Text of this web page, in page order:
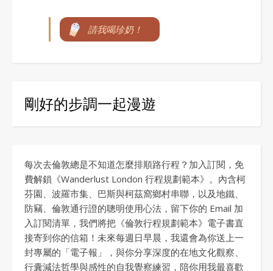
請我喝珍奶！
剛好的步調一起漫遊
每次去倫敦總是不知道怎麼排順路行程？加入訂閱，免
費解鎖《Wanderlust London 行程規劃範本》。內含柯
芬園、波羅市集、巴斯與柯茲窩鄉村串聯，以及地鐵、
防竊、倫敦通行證的聰明使用心法，留下你的 Email 加
入訂閱清單，我們將把《倫敦行程規劃範本》電子書直
接寄到你的信箱！未來每週日早晨，我還會為你送上一
封專屬的「電子報」，與你分享深度的在地文化觀察、
行囊減法哲學與感性的自我覺察練習，陪你用我最喜歡